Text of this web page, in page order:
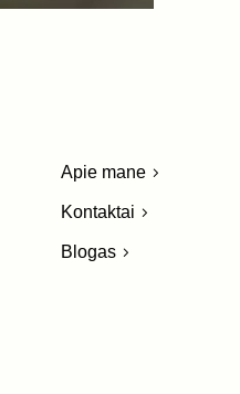
Apie mane
Kontaktai
Blogas